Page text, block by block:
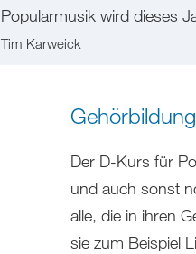
Popularmusik wird dieses
Tim Karweick
Der D-Kurs für
und auch sonst
alle, die in ihren
sie zum Beispiel